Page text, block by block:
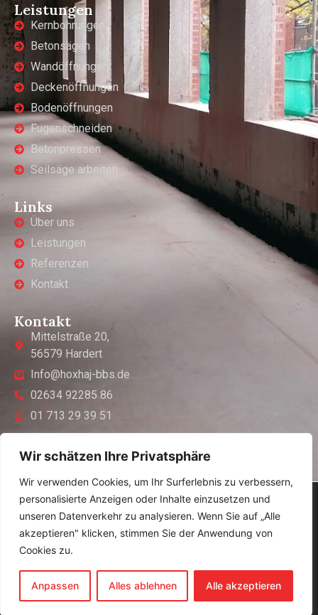
Wir schätzen Ihre Privatsphäre
Wir verwenden Cookies, um Ihr Surferlebnis zu verbessern,
personalisierte Anzeigen oder Inhalte einzusetzen und
unseren Datenverkehr zu analysieren. Wenn Sie auf „Alle
akzeptieren" klicken, stimmen Sie der Anwendung von
Cookies zu.
Anpassen Alles ablehnen Alle akzeptieren
Leistungen
Kernbohrungen
Betonsägen
Wandöffnungen
Deckenöffnungen
Bodenöffnungen
Fugenschneiden
Betonpressen
Seilsäge arbeiten
Links
Über uns
Leistungen
Referenzen
Kontakt
Kontakt
Mittelstraße 20,
56579 Hardert
Info@hoxhaj-bbs.de
02634 92285 86
01 713 29 39 51
© Hoxhaj Beton Bohr & Säge Technik – Alle Rechte
vorbehalten!
Impressum
Eine Website von: